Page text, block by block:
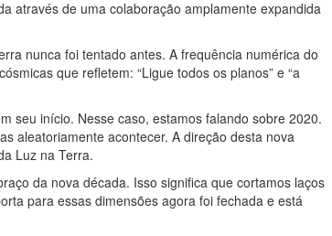
através de uma colaboração amplamente expandida
nunca foi tentado antes. A frequência numérica do
que refletem: “Ligue todos os planos” e “a
seu início. Nesse caso, estamos falando sobre 2020.
aleatoriamente acontecer. A direção desta nova
Luz na Terra.
da nova década. Isso significa que cortamos laços
para essas dimensões agora foi fechada e está